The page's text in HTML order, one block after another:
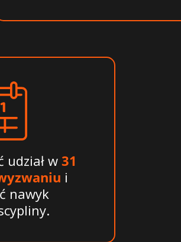
udział w31
i
nawyk